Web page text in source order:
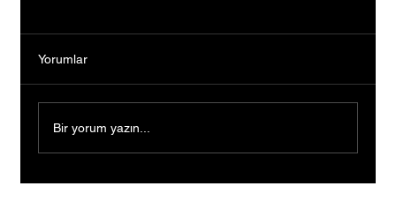
Yorumlar
Bir yorum yazın...